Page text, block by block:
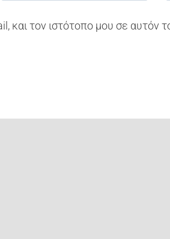
και τον ιστότοπο μου σε αυτόν